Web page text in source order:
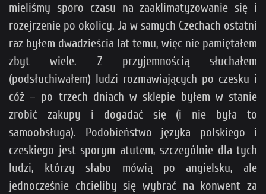
mieliśmy sporo czasu na zaaklimatyzowanie się i
rozejrzenie po okolicy. Ja w samych Czechach ostatni
raz byłem dwadzieścia lat temu, więc nie pamiętałem
zbyt wiele. Z przyjemnością słuchałem
(podsłuchiwałem) ludzi rozmawiających po czesku i
cóż – po trzech dniach w sklepie byłem w stanie
zrobić zakupy i dogadać się (i nie była to
samoobsługa). Podobieństwo języka polskiego i
czeskiego jest sporym atutem, szczególnie dla tych
ludzi, którzy słabo mówią po angielsku, ale
jednocześnie chcieliby się wybrać na konwent za